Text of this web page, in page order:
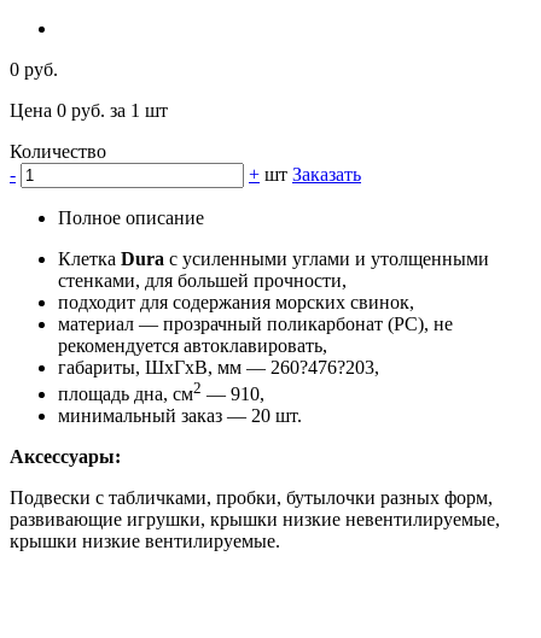
0 руб.
Цена 0 руб. за 1 шт
Количество
-
+ шт Заказать
Полное описание
Клетка Dura с усиленными углами и утолщенными
стенками, для большей прочности,
подходит для содержания морских свинок,
материал — прозрачный поликарбонат (РС), не
рекомендуется автоклавировать,
габариты, ШхГхВ, мм — 260?476?203,
площадь дна, см2 — 910,
минимальный заказ — 20 шт.
Аксессуары:
Подвески с табличками, пробки, бутылочки разных форм,
развивающие игрушки, крышки низкие невентилируемые,
крышки низкие вентилируемые.